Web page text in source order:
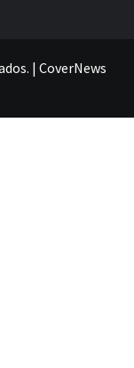
| CoverNews